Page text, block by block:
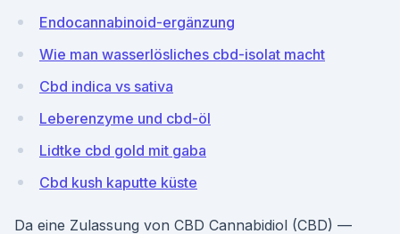
Endocannabinoid-ergänzung
Wie man wasserlösliches cbd-isolat macht
Cbd indica vs sativa
Leberenzyme und cbd-öl
Lidtke cbd gold mit gaba
Cbd kush kaputte küste
Da eine Zulassung von CBD Cannabidiol (CBD) —